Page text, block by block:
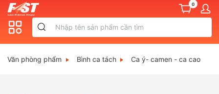
0
Văn phòng phẩm Bình ca tách Ca ý- camen - ca cao